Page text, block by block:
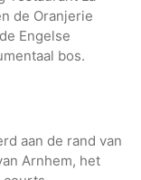
de Oranjerie
Engelse
bos.
aan de rand van
Arnhem, het